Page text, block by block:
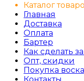
Каталог
Главная
Доставка
Оплата
Бартер
Как сделать
Опт, скидки
Покупка